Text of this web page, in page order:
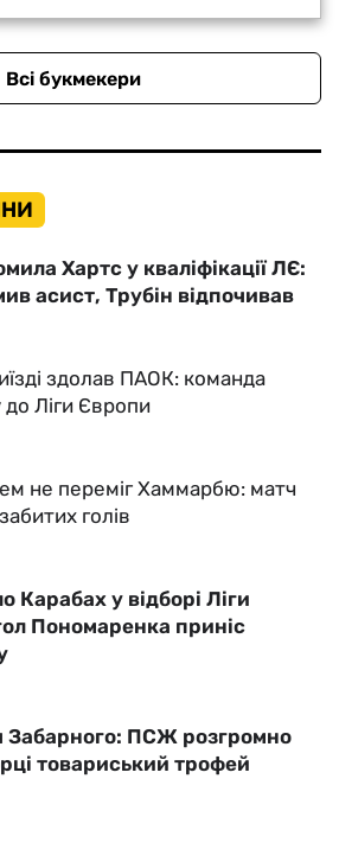
Всі букмекери
Хартс у кваліфікації ЛЄ:
асист, Трубін відпочивав
здолав ПАОК: команда
до Ліги Європи
не переміг Хаммарбю: матч
голів
Карабах у відборі Ліги
Пономаренка приніс
Забарного: ПСЖ розгромно
товариський трофей